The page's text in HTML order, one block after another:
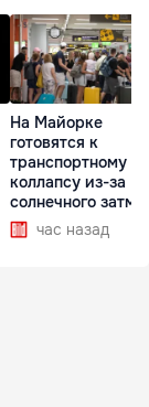
На Майорке
готовятся к
транспортному
коллапсу из-за
солнечного
час назад